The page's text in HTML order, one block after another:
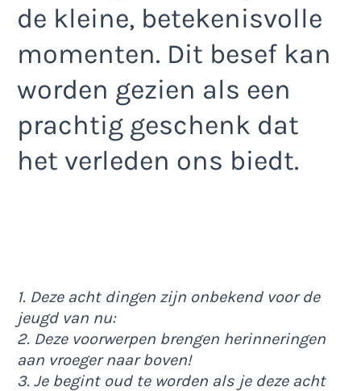
de kleine, betekenisvolle
momenten. Dit besef kan
worden gezien als een
prachtig geschenk dat
het verleden ons biedt.
1. Deze acht dingen zijn onbekend voor de
jeugd van nu:
2. Deze voorwerpen brengen herinneringen
aan vroeger naar boven!
3. Je begint oud te worden als je deze acht